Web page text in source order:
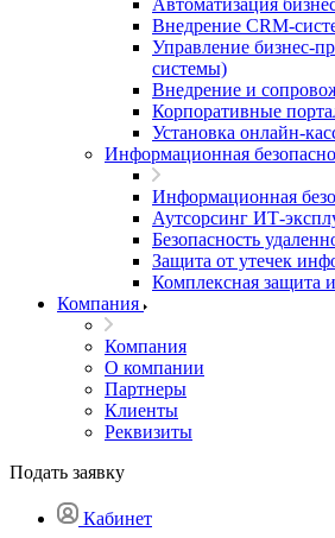
Автоматизация
Внедрение CRM-
Управление бизнес-
системы)
Внедрение и
Корпоративные
Установка онлайн-
Информационная
Информационная
Аутсорсинг ИТ-
Безопасность
Защита от утечек
Комплексная защита
Компания
Компания
О компании
Партнеры
Клиенты
Реквизиты
Подать заявку
Кабинет